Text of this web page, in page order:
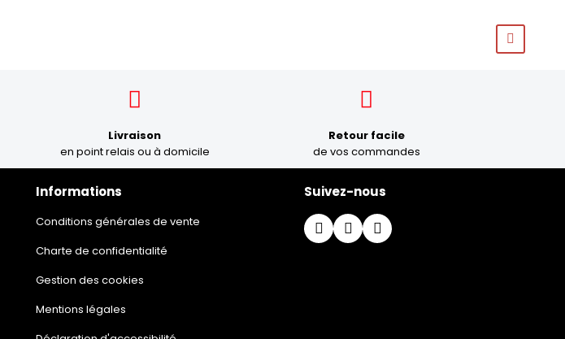
Livraison
en point relais ou à domicile
Retour facile
de vos commandes
Informations
Conditions générales de vente
Charte de confidentialité
Gestion des cookies
Mentions légales
Suivez-nous